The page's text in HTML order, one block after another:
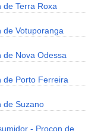
de Terra Roxa
de Votuporanga
de Nova Odessa
de Porto Ferreira
de Suzano
- Procon de